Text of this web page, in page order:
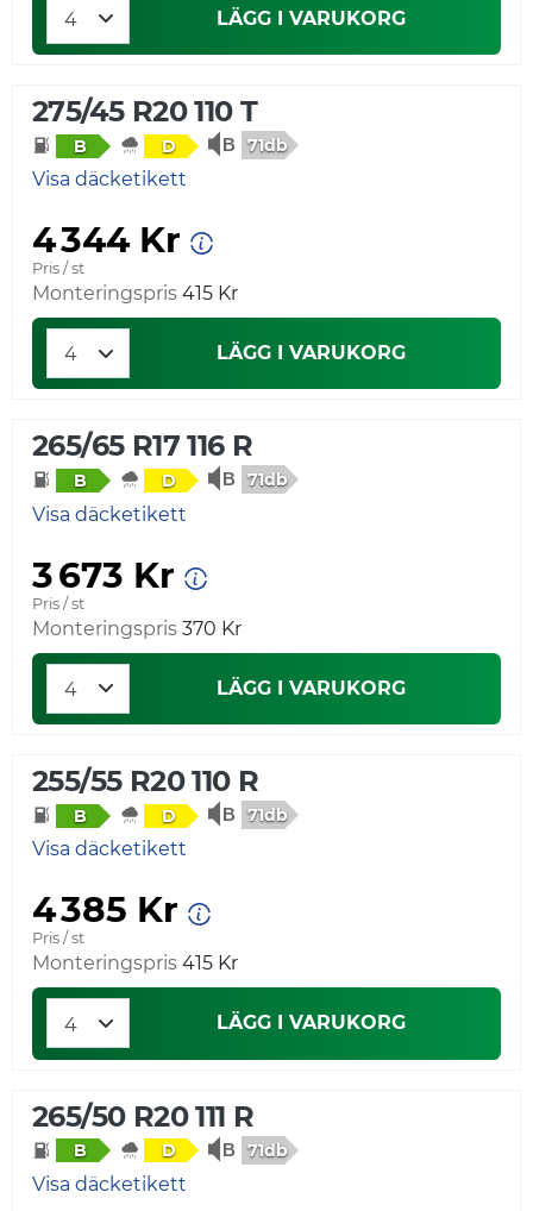
LÄGG I VARUKORG
275/45 R20 110 T
B D 71db
Visa däcketikett
4 344 Kr
Pris / st
Monteringspris 415 Kr
LÄGG I VARUKORG
265/65 R17 116 R
B D 71db
Visa däcketikett
3 673 Kr
Pris / st
Monteringspris 370 Kr
LÄGG I VARUKORG
255/55 R20 110 R
B D 71db
Visa däcketikett
4 385 Kr
Pris / st
Monteringspris 415 Kr
LÄGG I VARUKORG
265/50 R20 111 R
B D 71db
Visa däcketikett